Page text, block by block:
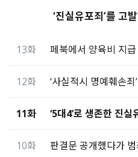
‘진실유포죄’를 고
13화
12화 ‘사실적시 명예훼손
11화
10화 판결문 공개했다가 범